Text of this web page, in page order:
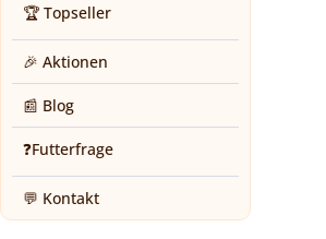
🏆 Topseller
🎉 Aktionen
📰 Blog
❓Futterfrage
💬 Kontakt